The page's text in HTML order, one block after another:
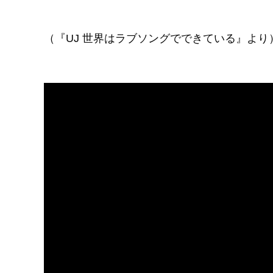
（『UJ 世界はラブソングでできている』より